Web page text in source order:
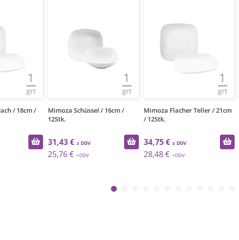
1
grt
/ 18cm /
1
grt
Mimoza Schüssel / 16cm /
12Stk.
31,43 €
25,76 €
1
grt
Mimoza Flacher Teller / 21cm
/ 12Stk.
34,75 €
28,48 €